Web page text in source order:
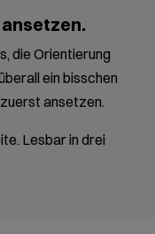
die Orientierung
ein bisschen
ansetzen.
Lesbar in drei